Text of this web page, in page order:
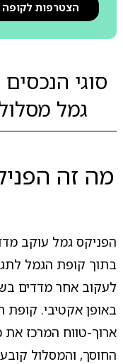
הצטרפות לקופה
סוגי
גמל
מה זה
הפניקס גמל עוקב
בתוך קופת הגמל
לעקוב אחר מדדים
באופן אקטיבי. קופת
ארוך-טווח המרכז את
החוסך, והמסלול